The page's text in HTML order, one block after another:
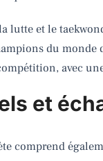
lutte et le
du
avec
et
comprend